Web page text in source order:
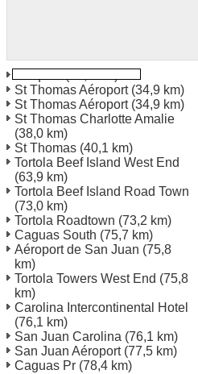
Vieques(24,9 km)
St Thomas Aéroport(34,9 km)
St Thomas Aéroport(34,9 km)
St Thomas Charlotte Amalie
(38,0 km)
St Thomas (40,1 km)
Tortola Beef Island West End
(63,9 km)
Tortola Beef Island Road Town
(73,0 km)
Tortola Roadtown (73,2 km)
Caguas South (75,7 km)
Aéroport de San Juan (75,8
km)
Tortola Towers West End (75,8
km)
Carolina Intercontinental Hotel
(76,1 km)
San Juan Carolina (76,1 km)
San Juan Aéroport(77,5 km)
Caguas Pr (78,4 km)